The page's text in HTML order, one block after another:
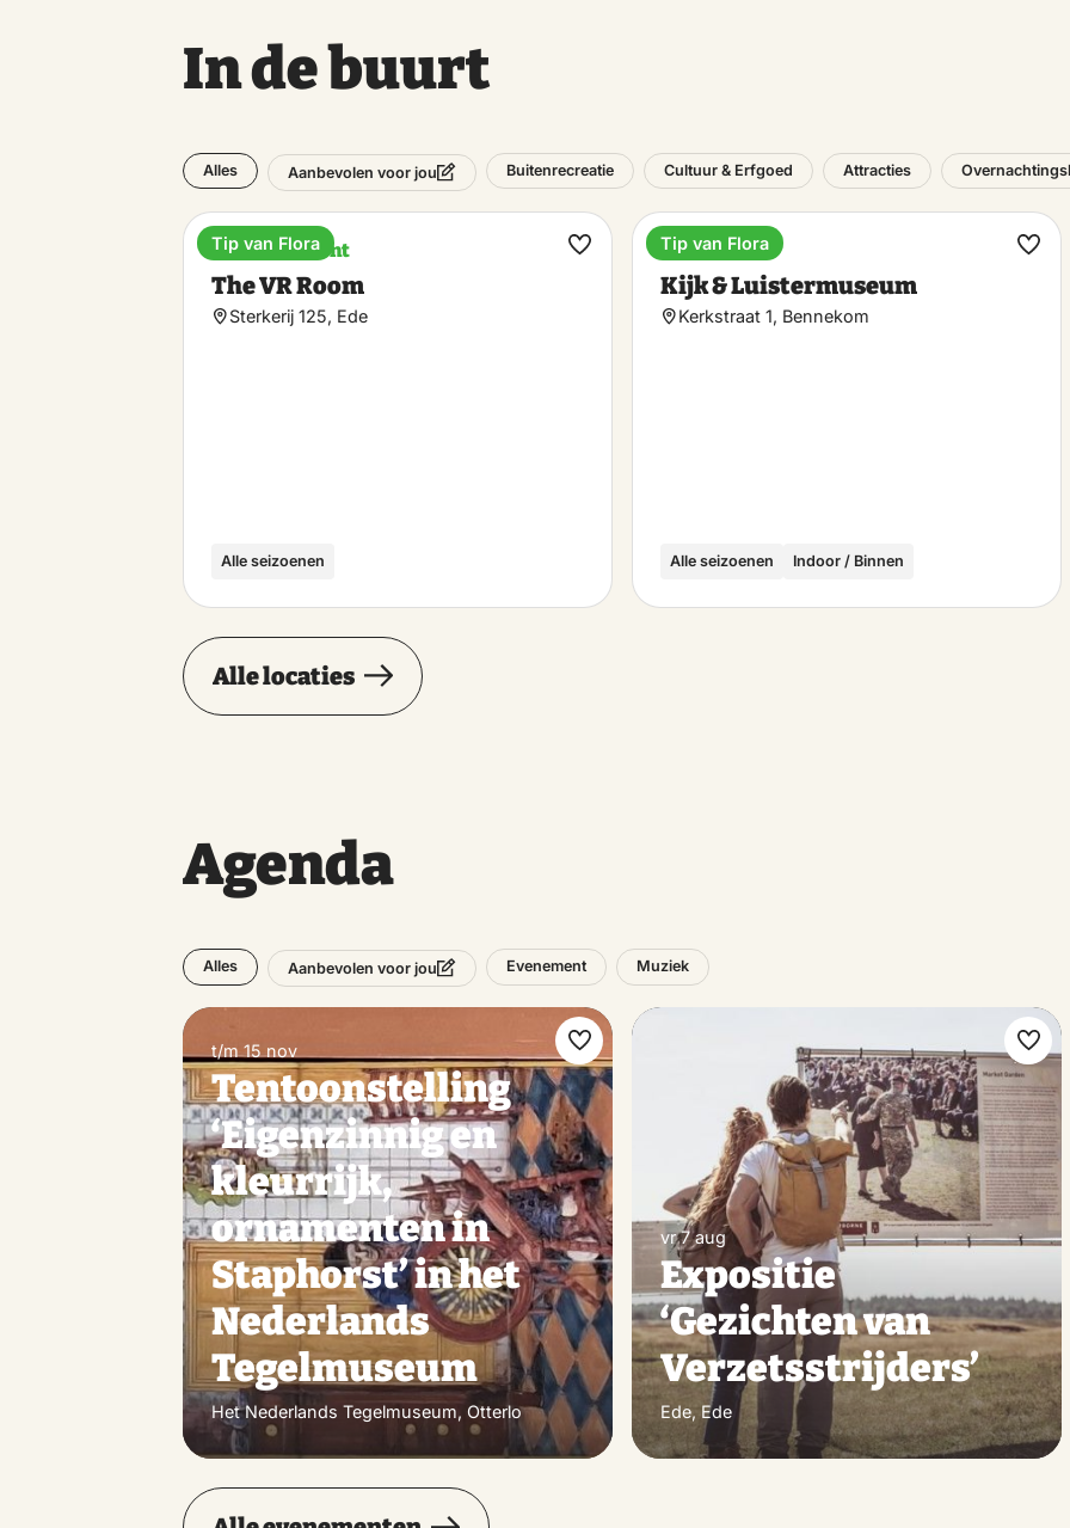
In de buurt
Alles Aanbevolen voor jou Buitenrecreatie Cultuur & Erfgoed Attracties
Entertainment
The VR Room
Sterkerij 125, Ede
Alle seizoenen
Tip van Flora
Maak
Museum
Kijk & Luistermuseum
Kerkstraat 1, Bennekom
Alle seizoenen Indoor / Binnen
Tip van Flora
Maak
Alle locaties
Agenda
Alles Aanbevolen voor jou Evenement Muziek
t/m 15 nov
Tentoonstelling
‘Eigenzinnig en
kleurrijk,
ornamenten in
Staphorst’ in het
Nederlands
Tegelmuseum
Het Nederlands Tegelmuseum, Otterlo
Maak
favoriet
vr 7 aug
Expositie
‘Gezichten van
Verzetsstrijders’
Ede, Ede
Maak